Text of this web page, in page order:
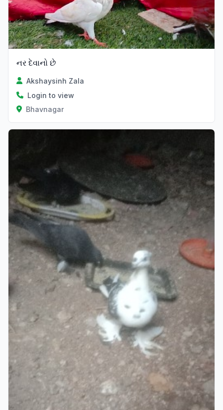
નર દેવાનો છે
Akshaysinh Zala
Login to view
Bhavnagar